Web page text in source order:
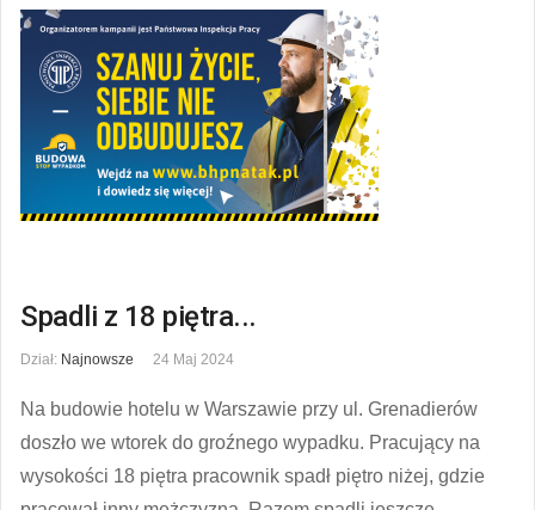
Spadli z 18 piętra...
Dział: Najnowsze 24 Maj 2024
Na budowie hotelu w Warszawie przy ul. Grenadierów
doszło we wtorek do groźnego wypadku. Pracujący na
wysokości 18 piętra pracownik spadł piętro niżej, gdzie